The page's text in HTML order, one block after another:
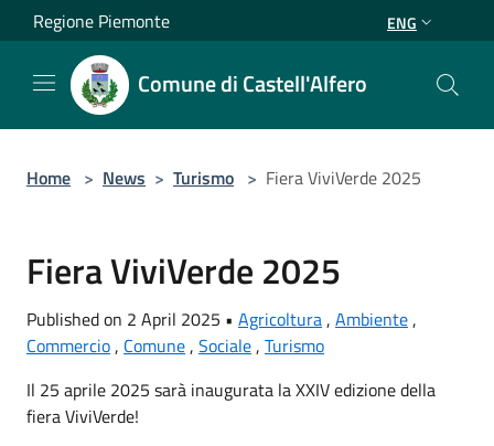
Salta al contenuto principale
Regione Piemonte ENG
Comune di Castell'Alfero
Home > News > Turismo > Fiera ViviVerde 2025
Fiera ViviVerde 2025
Published on 2 April 2025 • Agricoltura, Ambiente,
Commercio, Comune, Sociale, Turismo
Il 25 aprile 2025 sarà inaugurata la XXIV edizione della
fiera ViviVerde!